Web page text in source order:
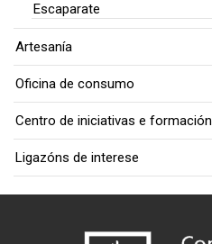
Escaparate
Artesanía
Oficina de consumo
Centro de iniciativas e formación
Ligazóns de interese